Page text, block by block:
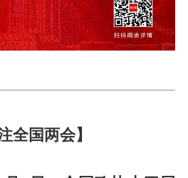
全国两会】